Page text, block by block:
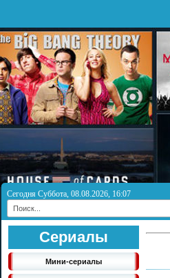
Сегодня Суббота, 08.08.2026, 16:07
Сериалы
Мини-сериалы